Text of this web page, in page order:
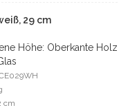
29 cm
Höhe: Oberkante Holz
cm